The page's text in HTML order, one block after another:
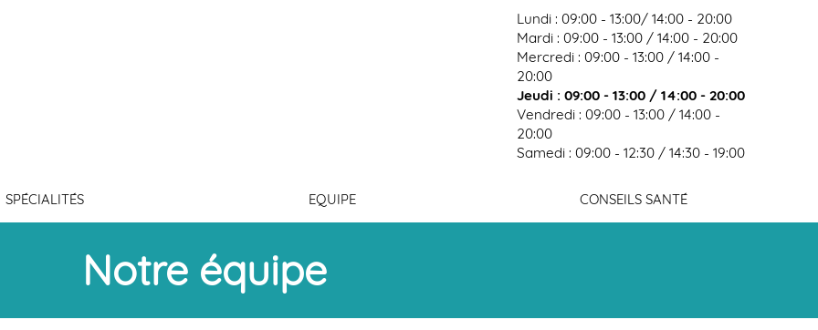
Lundi : 09:00 - 13:00/ 14:00 - 20:00
Mardi : 09:00 - 13:00 / 14:00 - 20:00
Mercredi : 09:00 - 13:00 / 14:00 -
20:00
Jeudi : 09:00 - 13:00 / 14:00 - 20:00
Vendredi : 09:00 - 13:00 / 14:00 -
20:00
Samedi : 09:00 - 12:30 / 14:30 - 19:00
SPÉCIALITÉS EQUIPE CONSEILS SANTÉ
Notre équipe